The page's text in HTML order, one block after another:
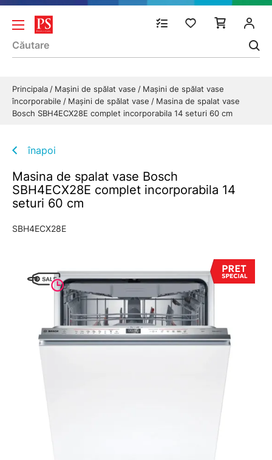
Principala Mașini de spălat vase
Mașini de spălat vase
încorporabile
Mașini de spălat vase
Masina de spalat vase
Bosch SBH4ECX28E complet incorporabila 14 seturi 60 cm
înapoi
Masina de spalat vase Bosch
SBH4ECX28E complet incorporabila 14
seturi 60 cm
SBH4ECX28E